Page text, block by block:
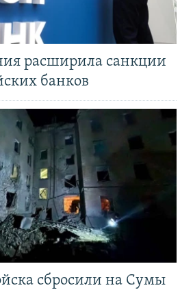
расширила санкции
банков
сбросили на Сумы